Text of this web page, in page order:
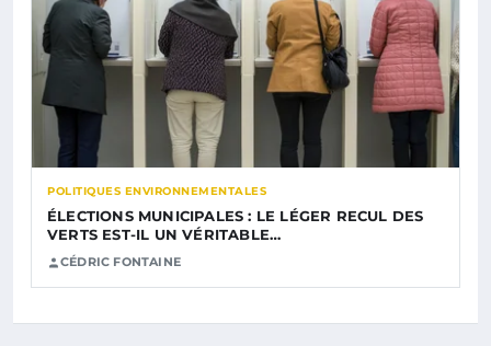
POLITIQUES ENVIRONNEMENTALES
ÉLECTIONS MUNICIPALES : LE LÉGER RECUL DES
VERTS EST-IL UN VÉRITABLE…
CÉDRIC FONTAINE